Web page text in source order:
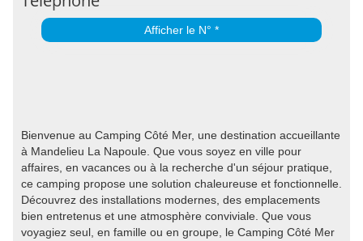
Afficher le N° *
Bienvenue au Camping Côté Mer, une destination accueillante
à Mandelieu La Napoule. Que vous soyez en ville pour
affaires, en vacances ou à la recherche d'un séjour pratique,
ce camping propose une solution chaleureuse et fonctionnelle.
Découvrez des installations modernes, des emplacements
bien entretenus et une atmosphère conviviale. Que vous
voyagiez seul, en famille ou en groupe, le Camping Côté Mer